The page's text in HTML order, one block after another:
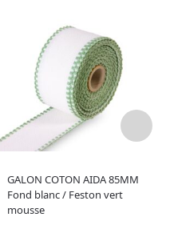
GALON COTON AIDA 85MM
Fond blanc / Feston vert
mousse